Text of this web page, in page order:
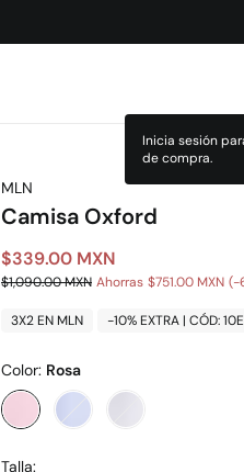
MLN
Camisa Oxford
$339.00 MXN
$1,090.00 MXN Ahorras $751.00 MXN
3X2 EN MLN -10% EXTRA | CÓD:
Color: Rosa
Talla: